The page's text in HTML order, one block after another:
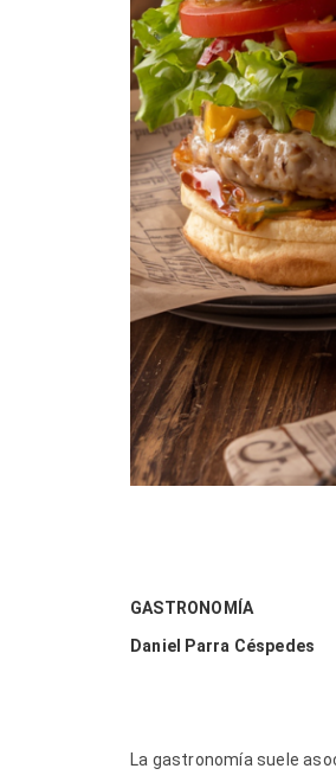
GASTRONOMÍA
Daniel Parra Céspedes
La gastronomía suele